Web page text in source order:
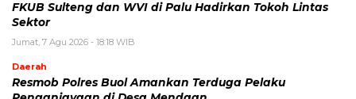
FKUB Sulteng dan WVI di Palu Hadirkan Tokoh Lintas
Sektor
Jumat, 7 Agu 2026 - 18:18 WIB
Daerah
Resmob Polres Buol Amankan Terduga Pelaku